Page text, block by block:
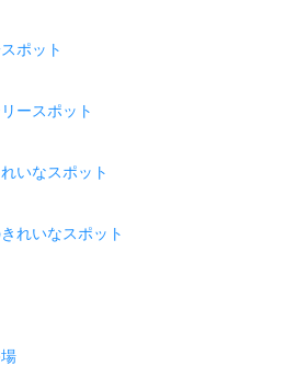
ポット
ースポット
いなスポット
れいなスポット